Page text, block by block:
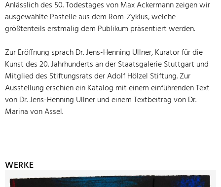
Anlässlich des 50. Todestages von Max Ackermann zeigen wir
ausgewählte Pastelle aus dem Rom-Zyklus, welche
größtenteils erstmalig dem Publikum präsentiert werden.
Zur Eröffnung sprach Dr. Jens-Henning Ullner, Kurator für die
Kunst des 20. Jahrhunderts an der Staatsgalerie Stuttgart und
Mitglied des Stiftungsrats der Adolf Hölzel Stiftung. Zur
Ausstellung erschien ein Katalog mit einem einführenden Text
von Dr. Jens-Henning Ullner und einem Textbeitrag von Dr.
Marina von Assel.
WERKE